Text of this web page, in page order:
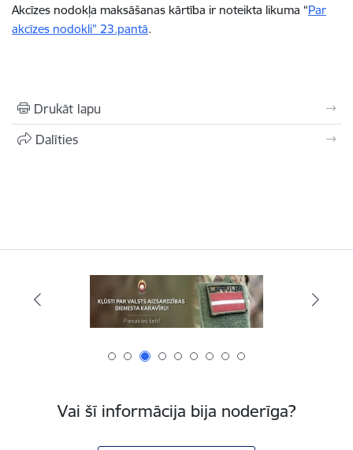
Akcīzes nodokļa maksāšanas kārtība ir noteikta likuma “Par
akcīzes nodokli” 23.pantā.
Drukāt lapu
Dalīties
Vai šī informācija bija noderīga?